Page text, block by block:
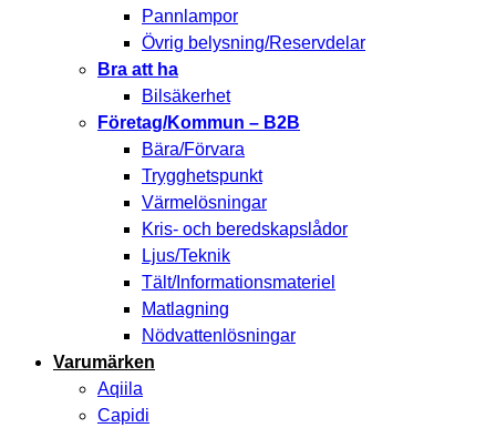
Pannlampor
Övrig belysning/Reservdelar
Bra att ha
Bilsäkerhet
Företag/Kommun – B2B
Bära/Förvara
Trygghetspunkt
Värmelösningar
Kris- och beredskapslådor
Ljus/Teknik
Tält/Informationsmateriel
Matlagning
Nödvattenlösningar
Varumärken
Aqiila
Capidi